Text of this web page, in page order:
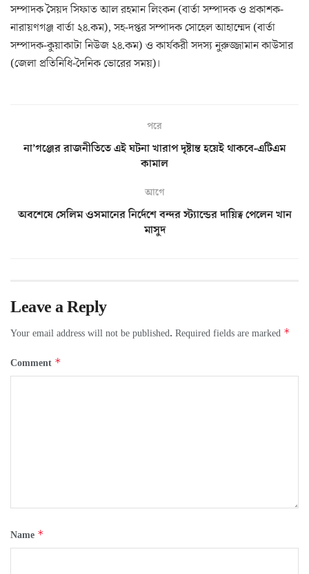
সম্পাদক সৈয়দ সিফাত আল রহমান লিংকন (বার্তা সম্পাদক ও প্রকাশক-
নারায়ণগঞ্জ বার্তা ২৪.কম), সহ-দপ্তর সম্পাদক সোহেল আহাম্মেদ (বার্তা
সম্পাদক-কুয়াকাটা নিউজ ২৪.কম) ও কার্যকরী সদস্য নুরুজ্জামান কাউসার
(জেলা প্রতিনিধি-দৈনিক ভোরের সময়)।
পরে
না’গঞ্জের রাজনীতিতে এই ঘটনা খারাপ দৃষ্টান্ত হয়েই থাকবে-এটিএম
কামাল
আগে
অবশেষে সেলিম ওসমানের নির্দেশে বন্দর স্ট্যান্ডের দায়িত্ব পেলেন খান
মাসুদ
Leave a Reply
Your email address will not be published. Required fields are marked *
Comment *
Name *